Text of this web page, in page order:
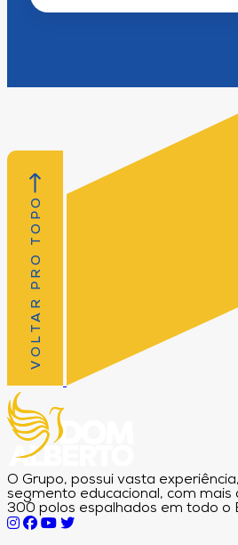
VOLTAR PRO TOPO
O Grupo, possui vasta
segmento educacional, com mais
300 polos espalhados em todo o